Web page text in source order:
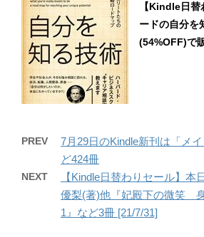
【Kindle日
ードの自分
(54%OFF)で
PREV
7月29日のKindle新刊は「メ
ど424冊
NEXT
【Kindle日替わりセール】
優梨(著)他『妃殿下の微笑
1』など3冊 [21/7/31]